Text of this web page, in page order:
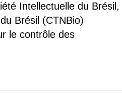
Intellectuelle du Brésil,
Brésil (CTNBio)
le contrôle des